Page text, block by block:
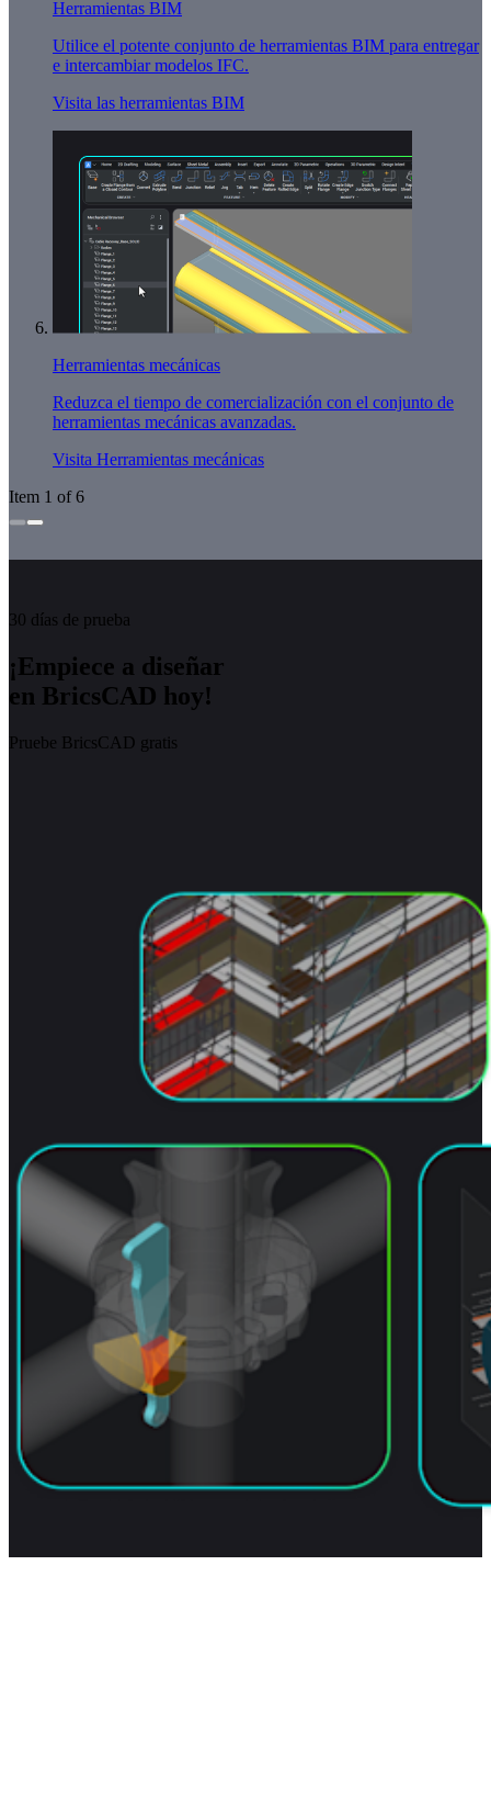
Herramientas BIM
Utilice el potente conjunto de herramientas BIM para entregar
e intercambiar modelos IFC.
Visita las herramientas BIM
Herramientas mecánicas
Reduzca el tiempo de comercialización con el conjunto de
herramientas mecánicas avanzadas.
Visita Herramientas mecánicas
Item 1 of 6
30 días de prueba
¡Empiece a diseñar
en BricsCAD hoy!
Pruebe BricsCAD gratis